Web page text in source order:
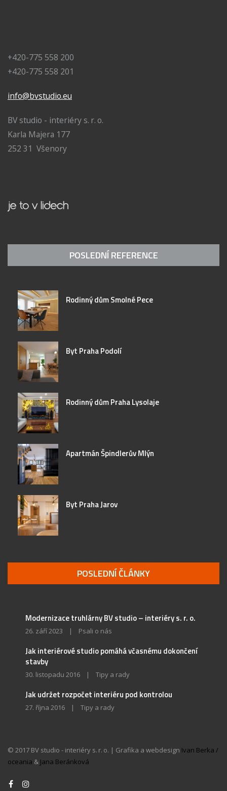
+420-775 558 200
+420-775 558 201
info@bvstudio.eu
BV studio - interiéry s. r. o.
Karla Majera 177
252 31 Všenory
POSLEDNÍ REFERENCE
Rodinný dům Smolné Pece
Byt Praha Podolí
Rodinný dům Praha Lysolaje
Apartmán Špindlerův Mlýn
Byt Praha Jarov
POSLEDNÍ ČLÁNKY
Modernizace truhlárny BV studio – interiéry s. r. o.
26. září 2023 | Psali o nás
Jak interiérové studio pomáhá včasnému dokončení
stavby
30. listopadu 2016 | Tipy a rady
Jak udržet rozpočet interiéru pod kontrolou
27. října 2016 | Tipy a rady
© 2017 BV studio - interiéry s. r. o. | Grafika a webdesign Ivan Berka /
oceania & Jana Beránková